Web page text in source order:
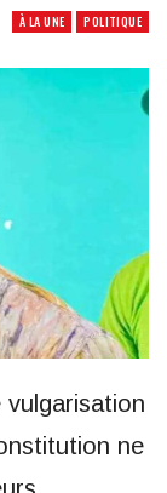
À LA UNE POLITIQUE
vulgarisation
ne